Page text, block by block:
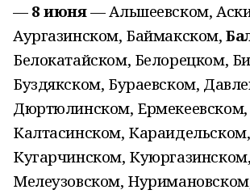
— 8 июня— Альшеевском,
Аургазинском, Баймакском,
Белокатайском, Белорецком,
Буздякском, Бураевском,
Дюртюлинском,
Калтасинском,
Кугарчинском, Куюргазинском,
Мелеузовском,